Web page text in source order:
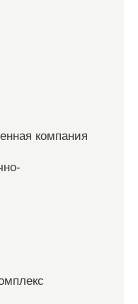
компания